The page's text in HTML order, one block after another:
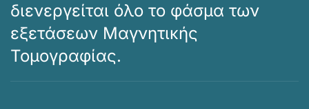
διενεργείται όλο το φάσμα των
εξετάσεων Μαγνητικής
Τομογραφίας.